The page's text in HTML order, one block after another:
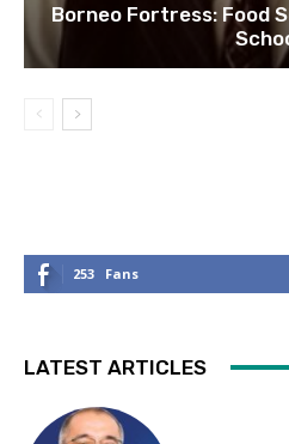
Borneo Fortress: Food
253 Fans
LATEST ARTICLES